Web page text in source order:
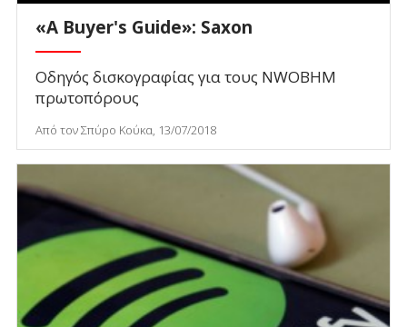
«A Buyer's Guide»: Saxon
Οδηγός δισκογραφίας για τους NWOBHM
πρωτοπόρους
Από τον Σπύρο Κούκα, 13/07/2018